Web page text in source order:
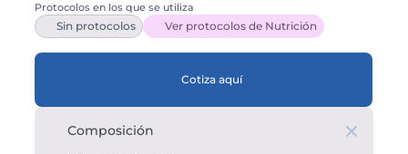
Protocolos en los que se utiliza
Sin protocolos Ver protocolos de Nutrición
Cotiza aquí
Composición